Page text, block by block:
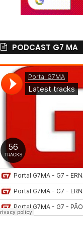
PODCAST G7 MA